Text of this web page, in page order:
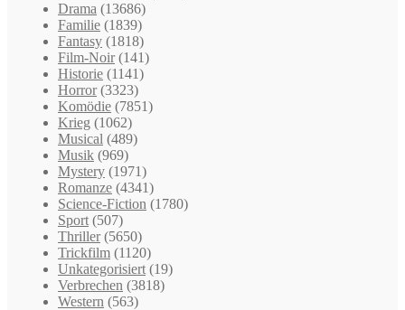
Drama (13686)
Familie (1839)
Fantasy (1818)
Film-Noir (141)
Historie (1141)
Horror (3323)
Komödie (7851)
Krieg (1062)
Musical (489)
Musik (969)
Mystery (1971)
Romanze (4341)
Science-Fiction (1780)
Sport (507)
Thriller (5650)
Trickfilm (1120)
Unkategorisiert (19)
Verbrechen (3818)
Western (563)